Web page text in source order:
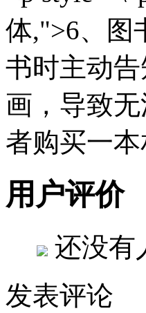
体,">6、图
书时主动
画，导致
者购买一
用户评价
还没
发表评论